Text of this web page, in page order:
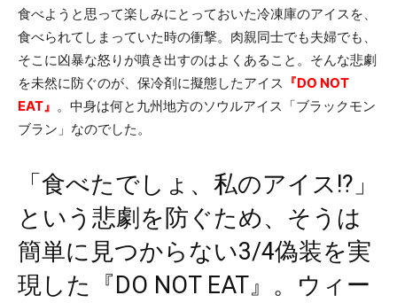
食べようと思って楽しみにとっておいた冷凍庫のアイスを、
食べられてしまっていた時の衝撃。肉親同士でも夫婦でも、
そこに凶暴な怒りが噴き出すのはよくあること。そんな悲劇
を未然に防ぐのが、保冷剤に擬態したアイス 『DO NOT
EAT』 。中身は何と九州地方のソウルアイス「ブラックモン
ブラン」なのでした。
「食べたでしょ、私のアイス!?」
という悲劇を防ぐため、そうは
簡単に見つからない3/4偽装を実
現した『DO NOT EAT』。ウィー